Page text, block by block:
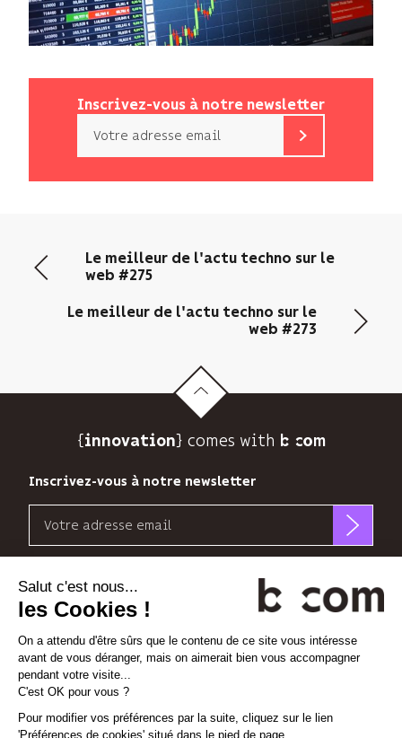
Inscrivez-vous à notre newsletter
n’utilise
que
pour
vous
audience.
pouvez
vous
désinscrire
tout
moment
grâce
au
lien
de
désabonnement
à
la
Le meilleur de l'actu techno sur le
web #275
Le meilleur de l'actu techno sur le
web #273
{innovation} comes with b>
Inscrivez-vous à notre newsletter
b<>com
votre
adresse
email
que
pour
vous
envoyer
sa
Découvrez nos nouvelles dimensions
* *
Gestion des cookies